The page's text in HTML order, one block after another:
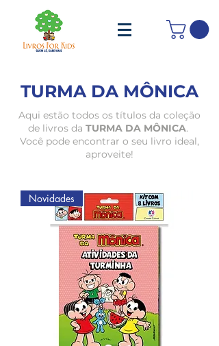
TURMA DA MÔNICA
Aqui estão todos os títulos da coleção
de livros da TURMA DA MÔNICA.
Você pode encontrar o seu livro ideal,
aproveite!
Novidades